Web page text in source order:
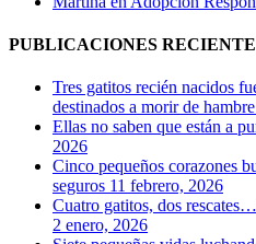
PUBLICACIONES
Tres gatitos recién nacidos
destinados a morir de hambre
Ellas no saben que están a
2026
Cinco pequeños corazones
seguros 11 febrero, 2026
Cuatro gatitos, dos
2 enero, 2026